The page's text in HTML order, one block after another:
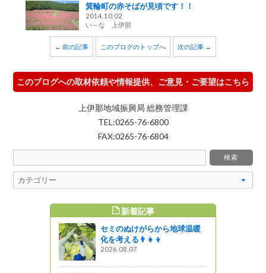
箕輪町の赤そばが見頃です！！
2014.10.02
い～な 上伊那
← 前の記事 このブログのトップへ 次の記事 →
このブログへの取材依頼や情報提供、ご意見・ご要望はこちら
上伊那地域振興局 総務管理課
TEL:0265-76-6800
FAX:0265-76-6804
新着記事
セミのぬけがらから地球温暖
化を考える👨‍👧‍👦
2026.08.07